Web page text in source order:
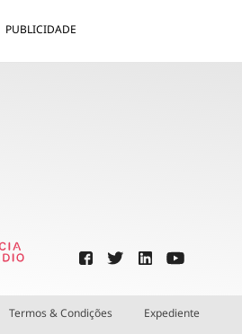
PUBLICIDADE
Termos & Condições Expediente